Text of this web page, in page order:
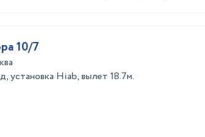
10/7
установка Hiab, вылет 18.7м.